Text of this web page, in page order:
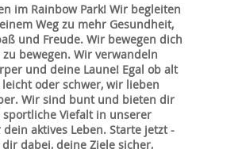
im Rainbow Park! Wir begleiten
Weg zu mehr Gesundheit,
und Freude. Wir bewegen dich
bewegen. Wir verwandeln
und deine Laune! Egal ob alt
oder schwer, wir lieben
Wir sind bunt und bieten dir
Viefalt in unserer
dein aktives Leben. Starte jetzt -
dabei, deine Ziele sicher,